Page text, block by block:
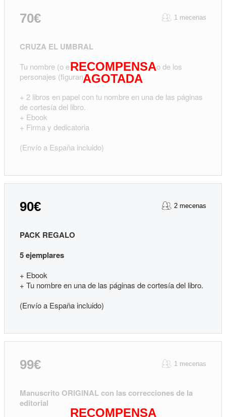
70€ 1 mecenas
CRUZA EL UMBRAL
Tu nombre (o el de quien quieras) para uno de los
personajes (figurantes) del libro
+ 2 libros en papel con tu nombre en una de las páginas
de cortesía del libro.
+ Ebook
+ Firma y dedicatoria
(Envío a España incluido)
RECOMPENSA
AGOTADA
90€ 2 mecenas
PACK REGALO
5 ejemplares
+ Ebook
+ Tu nombre en una de las páginas de cortesía del libro.
(Envío a España incluido)
99€ 1 mecenas
Manuscrito ORIGINAL con las correcciones de la
editorial
RECOMPENSA